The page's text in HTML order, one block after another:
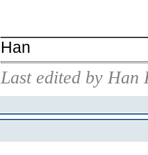
Han
Last edited by Han